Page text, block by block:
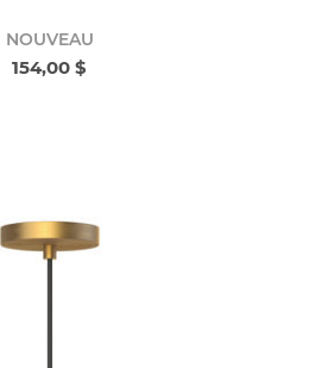
NOUVEAU
154,00 $